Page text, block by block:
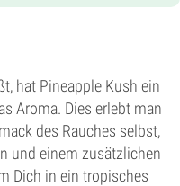
hat Pineapple Kush ein
Aroma. Dies erlebt man
des Rauches selbst,
und einem zusätzlichen
Dich in ein tropisches